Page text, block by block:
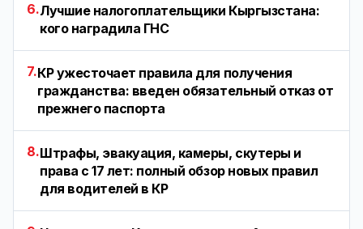
6.Лучшие налогоплательщики Кыргызстана:
кого наградила ГНС
7.КР ужесточает правила для получения
гражданства: введен обязательный отказ от
прежнего паспорта
8.Штрафы, эвакуация, камеры, скутеры и
права с 17 лет: полный обзор новых правил
для водителей в КР